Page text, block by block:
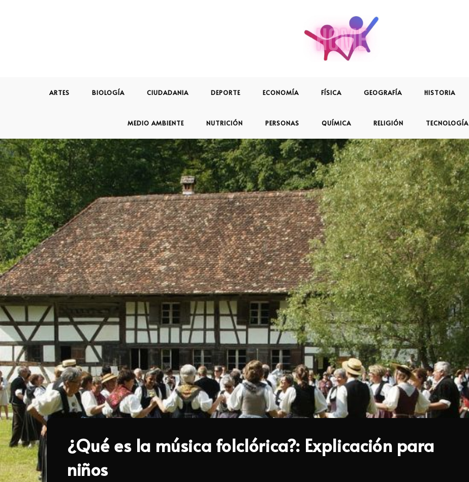
ARTES BIOLOGÍA CIUDADANIA DEPORTE ECONOMÍA FÍSICA GEOGRAFÍA HISTORIA
MEDIO AMBIENTE NUTRICIÓN PERSONAS QUÍMICA RELIGIÓN TECNOLOGÍA
¿Qué es la música folclórica?: Explicación para
niños